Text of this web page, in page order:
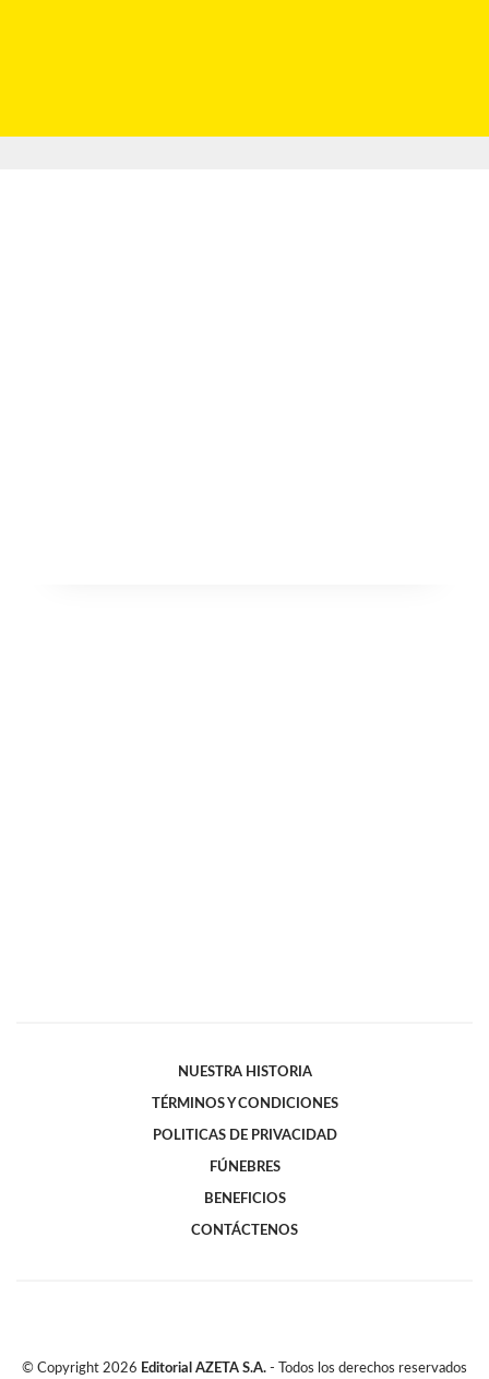
NUESTRA HISTORIA
TÉRMINOS Y CONDICIONES
POLITICAS DE PRIVACIDAD
FÚNEBRES
BENEFICIOS
CONTÁCTENOS
© Copyright 2026 Editorial AZETA S.A. - Todos los derechos reservados